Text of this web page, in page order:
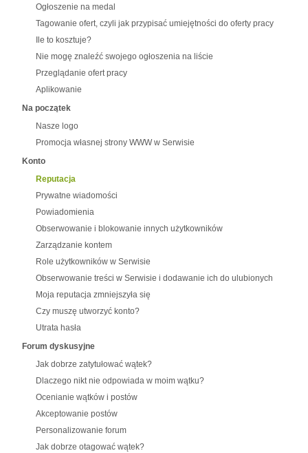
Ogłoszenie na medal
Tagowanie ofert, czyli jak przypisać umiejętności do oferty pracy
Ile to kosztuje?
Nie mogę znaleźć swojego ogłoszenia na liście
Przeglądanie ofert pracy
Aplikowanie
Na początek
Nasze logo
Promocja własnej strony WWW w Serwisie
Konto
Reputacja
Prywatne wiadomości
Powiadomienia
Obserwowanie i blokowanie innych użytkowników
Zarządzanie kontem
Role użytkowników w Serwisie
Obserwowanie treści w Serwisie i dodawanie ich do ulubionych
Moja reputacja zmniejszyła się
Czy muszę utworzyć konto?
Utrata hasła
Forum dyskusyjne
Jak dobrze zatytułować wątek?
Dlaczego nikt nie odpowiada w moim wątku?
Ocenianie wątków i postów
Akceptowanie postów
Personalizowanie forum
Jak dobrze otagować wątek?